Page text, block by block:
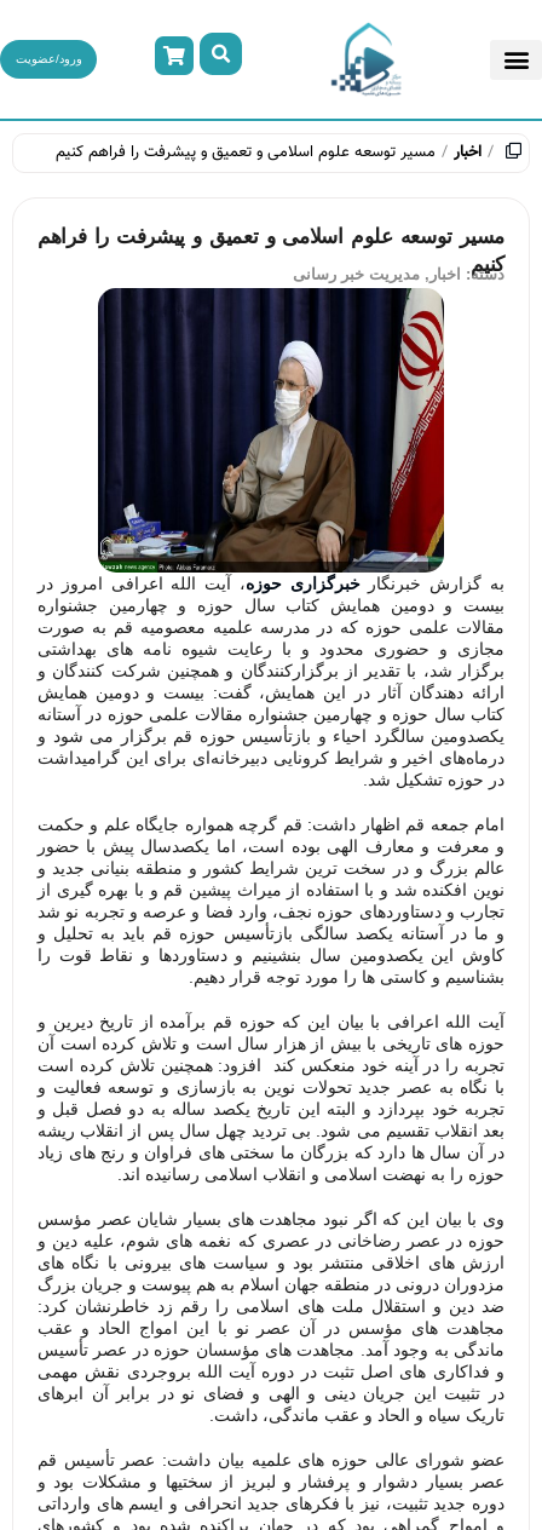
ورود/عضویت
اخبار مسیر توسعه علوم اسلامی و تعمیق و پیشرفت را فراهم کنیم
مسیر توسعه علوم اسلامی و تعمیق و پیشرفت را فراهم
کنیم
دسته: اخبار , مدیریت خبر رسانی
به گزارش خبرنگارخبرگزاری حوزه، آیت الله اعرافی امروز در
بیست و دومین همایش کتاب سال حوزه و چهارمین جشنواره
مقالات علمی حوزه که در مدرسه علمیه معصومیه قم به صورت
مجازی و حضوری محدود و با رعایت شیوه نامه های بهداشتی
برگزار شد، با تقدیر از برگزارکنندگان و همچنین شرکت کنندگان و
ارائه دهندگان آثار در این همایش، گفت: بیست و دومین همایش
کتاب سال حوزه و چهارمین جشنواره مقالات علمی حوزه در آستانه
یکصدومین سالگرد احیاء و بازتأسیس حوزه قم برگزار می شود و
درماه‌های اخیر و شرایط کرونایی دبیرخانه‌ای برای این گرامیداشت
در حوزه تشکیل شد.
امام جمعه قم اظهار داشت: قم گرچه همواره جایگاه علم و حکمت
و معرفت و معارف الهی بوده است، اما یکصدسال پیش با حضور
عالم بزرگ و در سخت ترین شرایط کشور و منطقه بنیانی جدید و
نوین افکنده شد و با استفاده از میراث پیشین قم و با بهره گیری از
تجارب و دستاوردهای حوزه نجف، وارد فضا و عرصه و تجربه نو شد
و ما در آستانه یکصد سالگی بازتأسیس حوزه قم باید به تحلیل و
کاوش این یکصدومین سال بنشینیم و دستاوردها و نقاط قوت را
بشناسیم و کاستی ها را مورد توجه قرار دهیم.
آیت الله اعرافی با بیان این که حوزه قم برآمده از تاریخ دیرین و
حوزه های تاریخی با بیش از هزار سال است و تلاش کرده است آن
تجربه را در آینه خود منعکس کند افزود: همچنین تلاش کرده است
با نگاه به عصر جدید تحولات نوین به بازسازی و توسعه فعالیت و
تجربه خود بپردازد و البته این تاریخ یکصد ساله به دو فصل قبل و
بعد انقلاب تقسیم می شود. بی تردید چهل سال پس از انقلاب ریشه
در آن سال ها دارد که بزرگان ما سختی های فراوان و رنج های زیاد
حوزه را به نهضت اسلامی و انقلاب اسلامی رسانیده اند.
وی با بیان این که اگر نبود مجاهدت های بسیار شایان عصر مؤسس
حوزه در عصر رضاخانی در عصری که نغمه های شوم، علیه دین و
ارزش های اخلاقی منتشر بود و سیاست های بیرونی با نگاه های
مزدوران درونی در منطقه جهان اسلام به هم پیوست و جریان بزرگ
ضد دین و استقلال ملت های اسلامی را رقم زد خاطرنشان کرد:
مجاهدت های مؤسس در آن عصر نو با این امواج الحاد و عقب
ماندگی به وجود آمد. مجاهدت های مؤسسان حوزه در عصر تأسیس
و فداکاری های اصل تثبت در دوره آیت الله بروجردی نقش مهمی
در تثبیت این جریان دینی و الهی و فضای نو در برابر آن ابرهای
تاریک سیاه و الحاد و عقب ماندگی، داشت.
عضو شورای عالی حوزه های علمیه بیان داشت: عصر تأسیس قم
عصر بسیار دشوار و پرفشار و لبریز از سختیها و مشکلات بود و
دوره جدید تثبیت، نیز با فکرهای جدید انحرافی و ایسم های وارداتی
و امواج گمراهی بود که در جهان پراکنده شده بود و کشورهای